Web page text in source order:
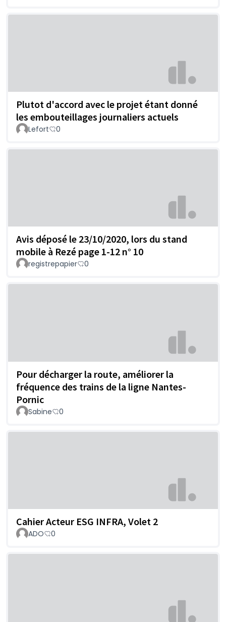
Plutot d'accord avec le projet étant donné
les embouteillages journaliers actuels
Lefort 0
Avis déposé le 23/10/2020, lors du stand
mobile à Rezé page 1-12 n° 10
registrepapier 0
Pour décharger la route, améliorer la
fréquence des trains de la ligne Nantes-
Pornic
Sabine 0
Cahier Acteur ESG INFRA, Volet 2
ADO 0